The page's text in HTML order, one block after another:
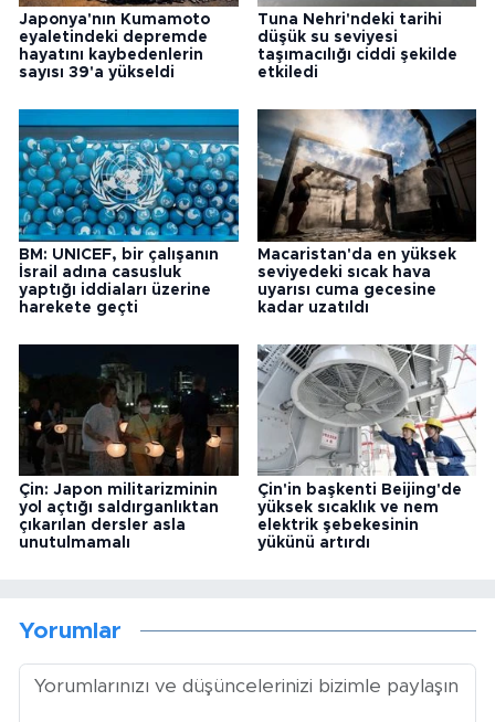
Japonya'nın Kumamoto
eyaletindeki depremde
hayatını kaybedenlerin
sayısı 39'a yükseldi
Tuna Nehri'ndeki tarihi
düşük su seviyesi
taşımacılığı ciddi şekilde
etkiledi
BM: UNICEF, bir çalışanın
İsrail adına casusluk
yaptığı iddiaları üzerine
harekete geçti
Macaristan'da en yüksek
seviyedeki sıcak hava
uyarısı cuma gecesine
kadar uzatıldı
Çin: Japon militarizminin
yol açtığı saldırganlıktan
çıkarılan dersler asla
unutulmamalı
Çin'in başkenti Beijing'de
yüksek sıcaklık ve nem
elektrik şebekesinin
yükünü artırdı
Yorumlar